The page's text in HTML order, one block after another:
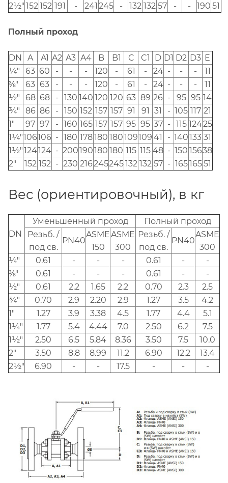
2½" 152152 191 - 241 245 - 132 132 57 - - 190 51
Полный проход
DN A A1 A2 A3 A4 B B1 C C1 D D1 D2 D3 E
¼"
63 60 - - - 120 - 61 - 24 - - -
11
⅜"
63 63 - - - 120 - 61 - 24 - - -
11
½"
68 68 - 130 140 120 120 63 89 26 - 95 95 14
¾"
86 86 - 150 152 157 157 91 91 31 - 105 117 21
1"
97 97 - 160 165 157 157 95 95 37 - 115 12425
1¼"106106 - 180 178180 180109109 41 - 140133 31
1½"124124 - 200190180 180 115 115 48 - 150 15638
2"
152 152 - 230 216245245132 132 57 - 16516551
Вес (ориентировочный), в кг
DN
Уменьшенный проход
Полный проход
Резьб. /
под св.
PN40
ASME
150
ASME
300
Резьб. /
под св.
PN40
ASME
300
¼"
0.61 - - - 0.61 -
-
⅜"
0.61 - - - 0.61 -
-
½"
0.61 2.2 1.65 2.2 0.70 2.3
2.5
¾"
0.70 2.9 2.20 2.9 1.27 3.5
4.2
1"
1.27 3.9 3.38 4.5 1.77 4.4
5.1
1¼"
1.77 5.4 4.44 7.0 2.50 6.2
7.5
1½"
2.50 6.5 5.84 8.36 3.50 7.5
10.0
2"
3.50 8.8 8.99 11.2 6.90 12.2
13.4
2½"
6.90 - - 17.5 - - -